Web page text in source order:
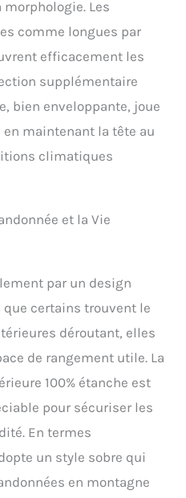
Les
comme longues par
efficacement les
supplémentaire
bien enveloppante, joue
maintenant la tête au
climatiques
et la Vie
par un design
certains trouvent le
déroutant, elles
de rangement utile. La
100% étanche est
pour sécuriser les
En termes
un style sobre qui
en montagne